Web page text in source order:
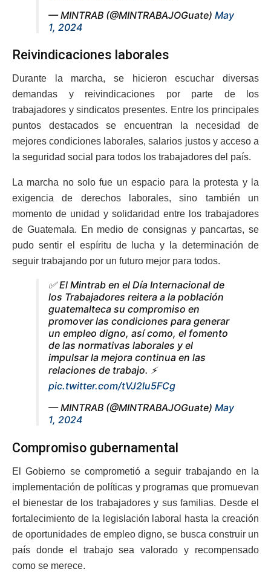
— MINTRAB (@MINTRABAJOGuate) May
1, 2024
Reivindicaciones laborales
Durante la marcha, se hicieron escuchar diversas
demandas y reivindicaciones por parte de los
trabajadores y sindicatos presentes. Entre los principales
puntos destacados se encuentran la necesidad de
mejores condiciones laborales, salarios justos y acceso a
la seguridad social para todos los trabajadores del país.
La marcha no solo fue un espacio para la protesta y la
exigencia de derechos laborales, sino también un
momento de unidad y solidaridad entre los trabajadores
de Guatemala. En medio de consignas y pancartas, se
pudo sentir el espíritu de lucha y la determinación de
seguir trabajando por un futuro mejor para todos.
✅ El Mintrab en el Día Internacional de
los Trabajadores reitera a la población
guatemalteca su compromiso en
promover las condiciones para generar
un empleo digno, así como, el fomento
de las normativas laborales y el
impulsar la mejora continua en las
relaciones de trabajo. ⚡
pic.twitter.com/tVJ2lu5FCg
— MINTRAB (@MINTRABAJOGuate) May
1, 2024
Compromiso gubernamental
El Gobierno se comprometió a seguir trabajando en la
implementación de políticas y programas que promuevan
el bienestar de los trabajadores y sus familias. Desde el
fortalecimiento de la legislación laboral hasta la creación
de oportunidades de empleo digno, se busca construir un
país donde el trabajo sea valorado y recompensado
como se merece.